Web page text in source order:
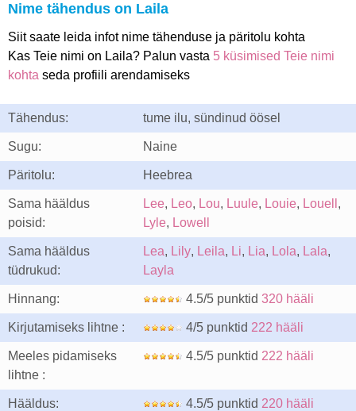
Nime tähendus on Laila
Siit saate leida infot nime tähenduse ja päritolu kohta
Kas Teie nimi on Laila? Palun vasta 5 küsimised Teie nimi
kohta seda profiili arendamiseks
Tähendus: tume ilu, sündinud öösel
Sugu: Naine
Päritolu: Heebrea
Sama hääldus
poisid:
Lee, Leo, Lou, Luule, Louie, Louell ,
Lyle, Lowell
Sama hääldus
tüdrukud:
Lea, Lily, Leila, Li, Lia, Lola, Lala,
Layla
Hinnang: 4.5/5 punktid 320 hääli
Kirjutamiseks lihtne : 4/5 punktid 222 hääli
Meeles pidamiseks
lihtne :
4.5/5 punktid 222 hääli
Hääldus: 4.5/5 punktid 220 hääli